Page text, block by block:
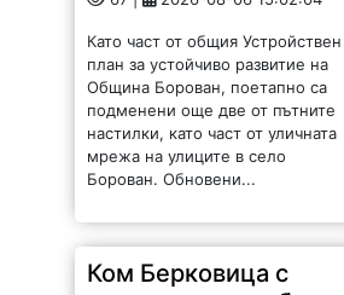
план за устойчиво развитие на
Община Борован, поетапно са
подменени още две от пътните
настилки, като част от уличната
мрежа на улиците в село
Борован. Обновени...
Ком Берковица с
минимална загуба от
израелци